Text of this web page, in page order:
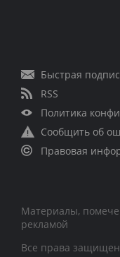
Быстрая
RSS
Политика
Сообщить об
Правовая
Материалы,
рекламой
Все права